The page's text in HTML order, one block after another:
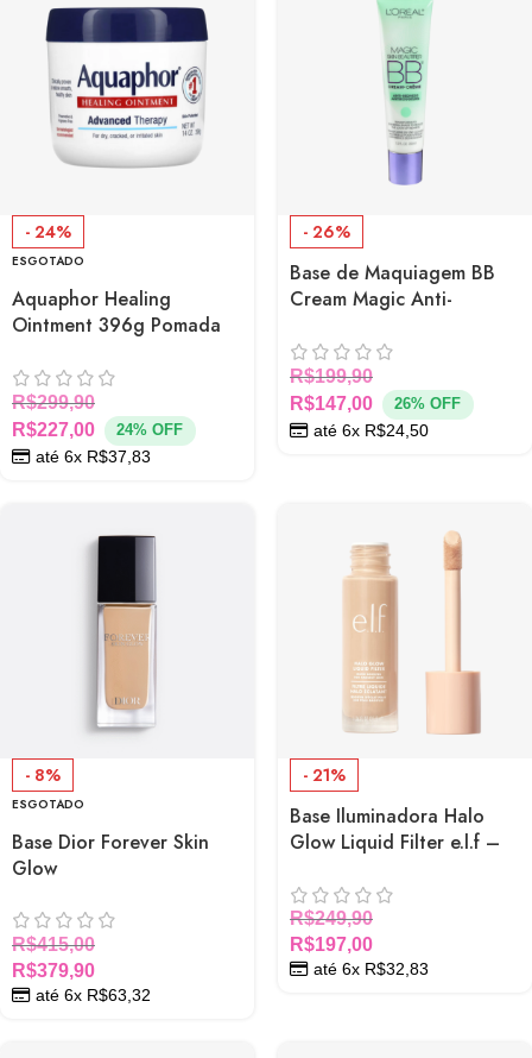
- 24%
ESGOTADO
Aquaphor Healing
Ointment 396g Pomada
Hidratação e
Regeneração
R$299,90
R$227,00 24% OFF
até 6x R$37,83
- 26%
Base de Maquiagem BB
Cream Magic Anti-
Neutraliza Vermelhidão
R$199,90
R$147,00 26% OFF
até 6x R$24,50
- 8%
ESGOTADO
Base Dior Forever Skin
Glow
R$415,00
R$379,90
até 6x R$63,32
- 21%
Base Iluminadora Halo
Glow Liquid Filter e.l.f –
Luminosidade com Efeito
Glow Natural
R$249,90
R$197,00
até 6x R$32,83